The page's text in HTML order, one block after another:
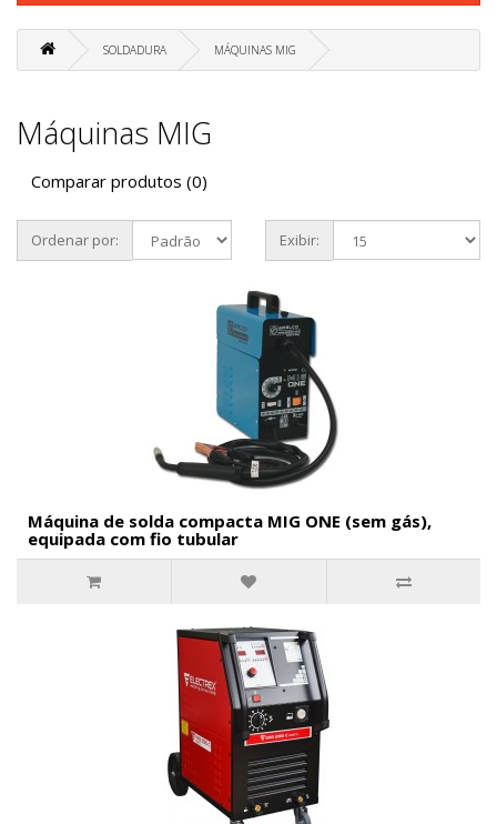
SOLDADURA MÁQUINAS MIG
Máquinas MIG
Comparar produtos (0)
Ordenar por: Exibir:
Máquina de solda compacta MIG ONE (sem gás),
equipada com fio tubular